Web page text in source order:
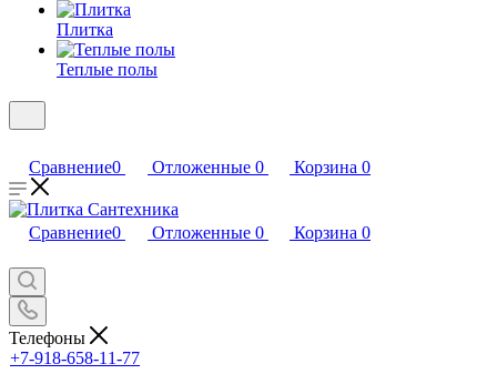
Плитка
Теплые полы
Сравнение0 Отложенные 0 Корзина 0
Сравнение0 Отложенные 0 Корзина 0
Телефоны
+7-918-658-11-77